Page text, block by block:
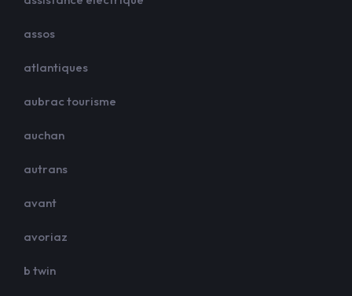
assos
atlantiques
aubrac tourisme
auchan
autrans
avant
avoriaz
b twin